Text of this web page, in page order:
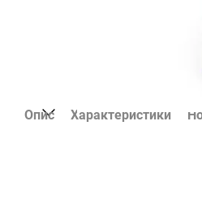
Опис Характеристики